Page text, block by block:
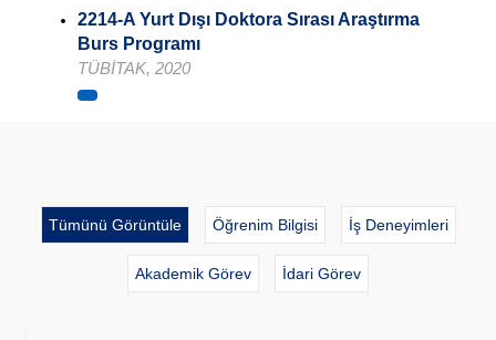
2214-A Yurt Dışı Doktora Sırası Araştırma
Burs Programı
TÜBİTAK, 2020
Tümünü Görüntüle Öğrenim Bilgisi İş Deneyimleri
Akademik Görev İdari Görev